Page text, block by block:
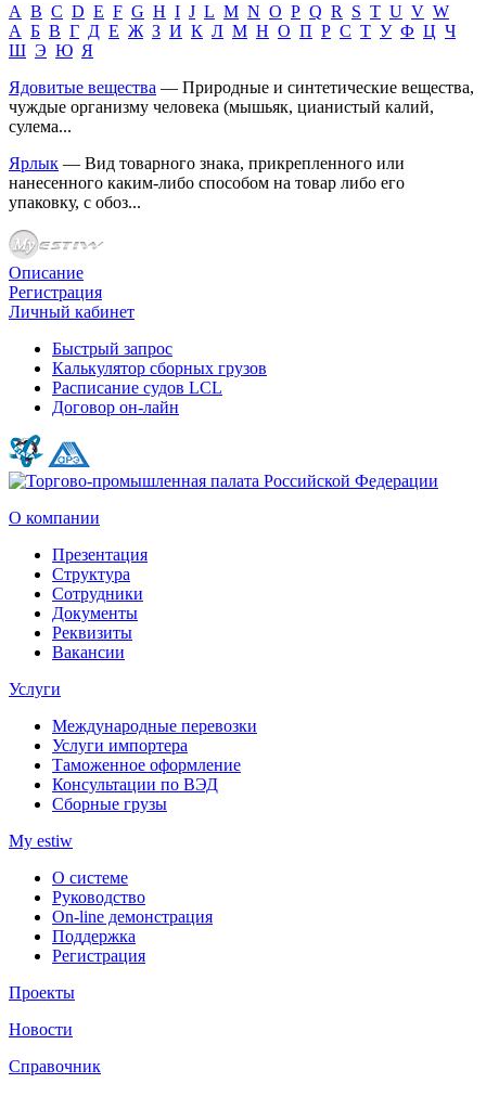
A B C D E F G H I J L M N O P Q R S T U V W
А Б В Г Д Е Ж З И К Л М Н О П Р С Т У Ф Ц Ч
Ш Э Ю Я
Ядовитые вещества — Природные и синтетические вещества,
чуждые организму человека (мышьяк, цианистый калий,
сулема...
Ярлык — Вид товарного знака, прикрепленного или
нанесенного каким-либо способом на товар либо его
упаковку, с обоз...
Описание
Регистрация
Личный кабинет
Быстрый запрос
Калькулятор сборных грузов
Расписание судов LCL
Договор он-лайн
О компании
Презентация
Структура
Сотрудники
Документы
Реквизиты
Вакансии
Услуги
Международные перевозки
Услуги импортера
Таможенное оформление
Консультации по ВЭД
Сборные грузы
My estiw
О системе
Руководство
On-line демонстрация
Поддержка
Регистрация
Проекты
Новости
Справочник